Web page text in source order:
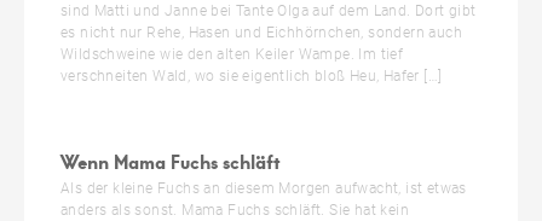
sind Matti und Janne bei Tante Olga auf dem Land. Dort gibt
es nicht nur Rehe, Hasen und Eichhörnchen, sondern auch
Wildschweine wie den alten Keiler Wampe. Im tief
verschneiten Wald, wo sie eigentlich bloß Heu, Hafer […]
Wenn Mama Fuchs schläft
Als der kleine Fuchs an diesem Morgen aufwacht, ist etwas
anders als sonst. Mama Fuchs schläft. Sie hat kein